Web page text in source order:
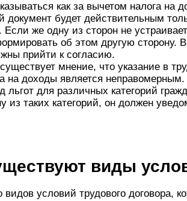
как за вычетом налога
документ будет действительным
Если же одну из сторон не
об этом другую сторону.
прийти к согласию.
мнение, что указание в
на доходы является неправомерным.
льгот для различных категорий
из таких категорий, он должен
виды
видов условий трудового договора,